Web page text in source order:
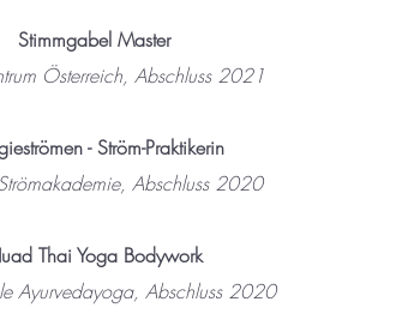
Stimmgabel Master
Österreich, Abschluss 2021
- Ström-Praktikerin
Abschluss 2020​
Thai Yoga Bodywork
Ayurvedayoga, Abschluss 2020​